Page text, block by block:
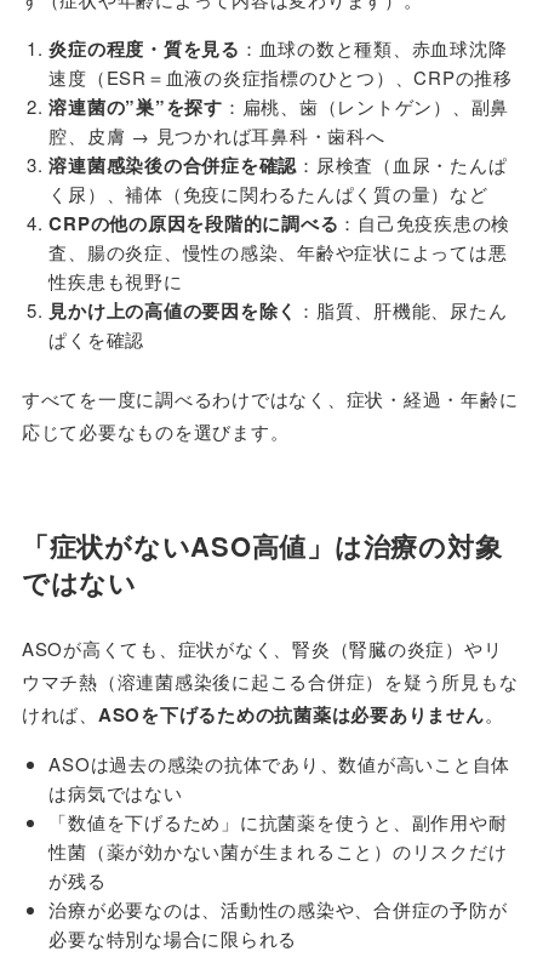
炎症の程度・質を見る ：血球の数と種類、赤血球沈降
速度（ESR＝血液の炎症指標のひとつ）、CRPの推移
溶連菌の”巣”を探す ：扁桃、歯（レントゲン）、副鼻
腔、皮膚 → 見つかれば耳鼻科・歯科へ
溶連菌感染後の合併症を確認 ：尿検査（血尿・たんぱ
く尿）、補体（免疫に関わるたんぱく質の量）など
CRPの他の原因を段階的に調べる ：自己免疫疾患の検
査、腸の炎症、慢性の感染、年齢や症状によっては悪
性疾患も視野に
見かけ上の高値の要因を除く ：脂質、肝機能、尿たん
ぱくを確認
すべてを一度に調べるわけではなく、症状・経過・年齢に
応じて必要なものを選びます。
「症状がないASO高値」は治療の対象
ではない
ASOが高くても、症状がなく、腎炎（腎臓の炎症）やリ
ウマチ熱（溶連菌感染後に起こる合併症）を疑う所見もな
ければ、 ASOを下げるための抗菌薬は必要ありません。
ASOは過去の感染の抗体であり、数値が高いこと自体
は病気ではない
「数値を下げるため」に抗菌薬を使うと、副作用や耐
性菌（薬が効かない菌が生まれること）のリスクだけ
が残る
治療が必要なのは、活動性の感染や、合併症の予防が
必要な特別な場合に限られる